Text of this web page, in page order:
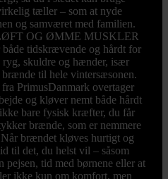
tæller – som at nyde
og samværet med familien.
OG ØMME MUSKLER
tidskrævende og hårdt for
ryg, skuldre og hænder, især
til hele vintersæsonen.
PrimusDanmark overtager
og kløver nemt både hårdt
bare fysisk kræfter, du får
brænde, som er nemmere
brændet kløves hurtigt og
til det, du helst vil – såsom
pejsen, tid med børnene eller at
ikke kun om komfort, men